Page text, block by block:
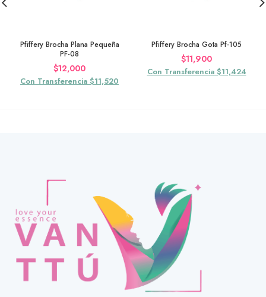
Pfiffery Brocha Plana Pequeña
PF-08
$12,000
Con Transferencia $11,520
Pfiffery Brocha Gota Pf-105
$11,900
Con Transferencia $11,424